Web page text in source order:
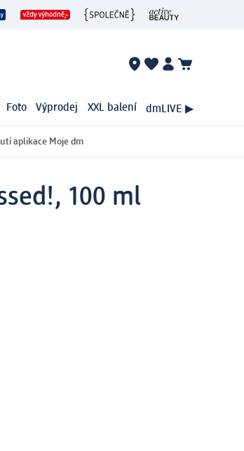
Foto Výprodej XXL balení dmLIVE ▶
aplikace Moje dm
100 ml